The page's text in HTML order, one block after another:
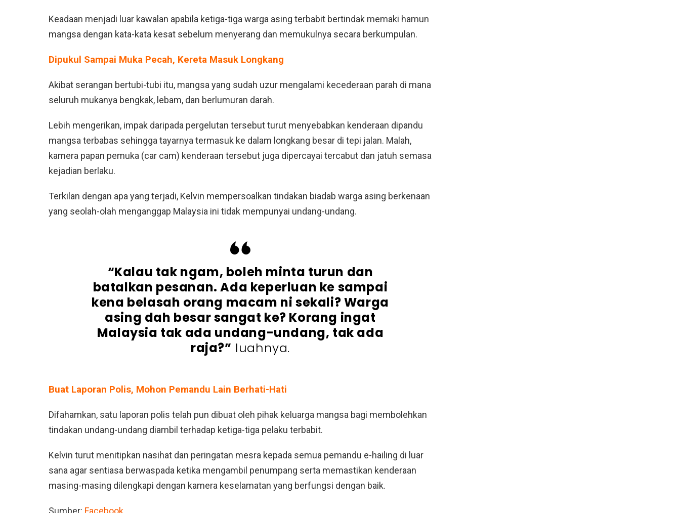
Keadaan menjadi luar kawalan apabila ketiga-tiga warga asing terbabit bertindak memaki hamun
mangsa dengan kata-kata kesat sebelum menyerang dan memukulnya secara berkumpulan.
Dipukul Sampai Muka Pecah, Kereta Masuk Longkang
Akibat serangan bertubi-tubi itu, mangsa yang sudah uzur mengalami kecederaan parah di mana
seluruh mukanya bengkak, lebam, dan berlumuran darah.
Lebih mengerikan, impak daripada pergelutan tersebut turut menyebabkan kenderaan dipandu
mangsa terbabas sehingga tayarnya termasuk ke dalam longkang besar di tepi jalan. Malah,
kamera papan pemuka (car cam) kenderaan tersebut juga dipercayai tercabut dan jatuh semasa
kejadian berlaku.
Terkilan dengan apa yang terjadi, Kelvin mempersoalkan tindakan biadab warga asing berkenaan
yang seolah-olah menganggap Malaysia ini tidak mempunyai undang-undang.
“Kalau tak ngam, boleh minta turun dan
batalkan pesanan. Ada keperluan ke sampai
kena belasah orang macam ni sekali? Warga
asing dah besar sangat ke? Korang ingat
Malaysia tak ada undang-undang, tak ada
raja?” luahnya.
Buat Laporan Polis, Mohon Pemandu Lain Berhati-Hati
Difahamkan, satu laporan polis telah pun dibuat oleh pihak keluarga mangsa bagi membolehkan
tindakan undang-undang diambil terhadap ketiga-tiga pelaku terbabit.
Kelvin turut menitipkan nasihat dan peringatan mesra kepada semua pemandu e-hailing di luar
sana agar sentiasa berwaspada ketika mengambil penumpang serta memastikan kenderaan
masing-masing dilengkapi dengan kamera keselamatan yang berfungsi dengan baik.